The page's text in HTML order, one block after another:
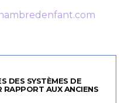
DES SYSTÈMES DE
RAPPORT AUX ANCIENS